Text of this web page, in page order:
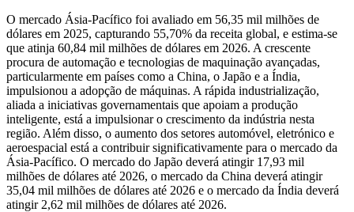
O mercado Ásia-Pacífico foi avaliado em 56,35 mil milhões de
dólares em 2025, capturando 55,70% da receita global, e estima-se
que atinja 60,84 mil milhões de dólares em 2026. A crescente
procura de automação e tecnologias de maquinação avançadas,
particularmente em países como a China, o Japão e a Índia,
impulsionou a adopção de máquinas. A rápida industrialização,
aliada a iniciativas governamentais que apoiam a produção
inteligente, está a impulsionar o crescimento da indústria nesta
região. Além disso, o aumento dos setores automóvel, eletrónico e
aeroespacial está a contribuir significativamente para o mercado da
Ásia-Pacífico. O mercado do Japão deverá atingir 17,93 mil
milhões de dólares até 2026, o mercado da China deverá atingir
35,04 mil milhões de dólares até 2026 e o ​​mercado da Índia deverá
atingir 2,62 mil milhões de dólares até 2026.